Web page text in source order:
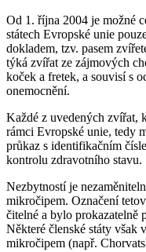
Od 1. října 2004 je možné
státech Evropské unie
dokladem, tzv. pasem
týká zvířat ze zájmových
koček a fretek, a souvisí s
onemocnění.
Každé z uvedených zvířat,
rámci Evropské unie, tedy
průkaz s identifikačním
kontrolu zdravotního stavu.
Nezbytností je
mikročipem. Označení
čitelné a bylo prokazatelně
Některé členské státy však
mikročipem (např.